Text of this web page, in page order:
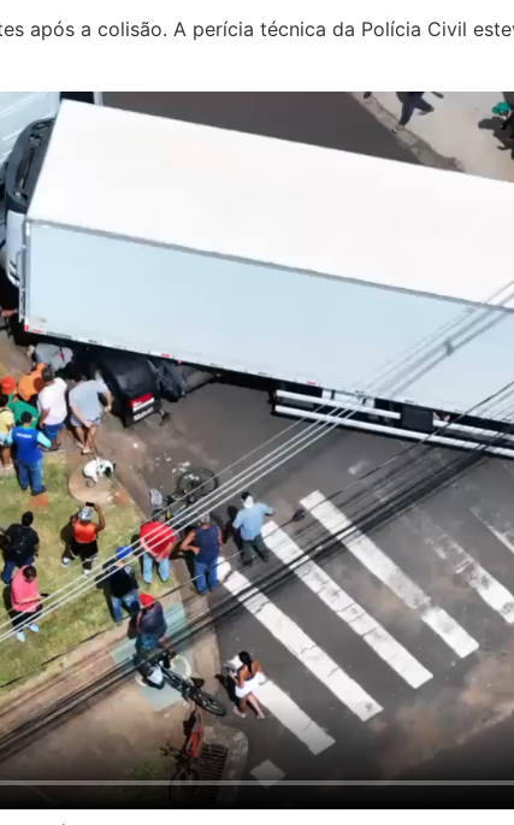
após a colisão. A perícia técnica da Polícia Civil